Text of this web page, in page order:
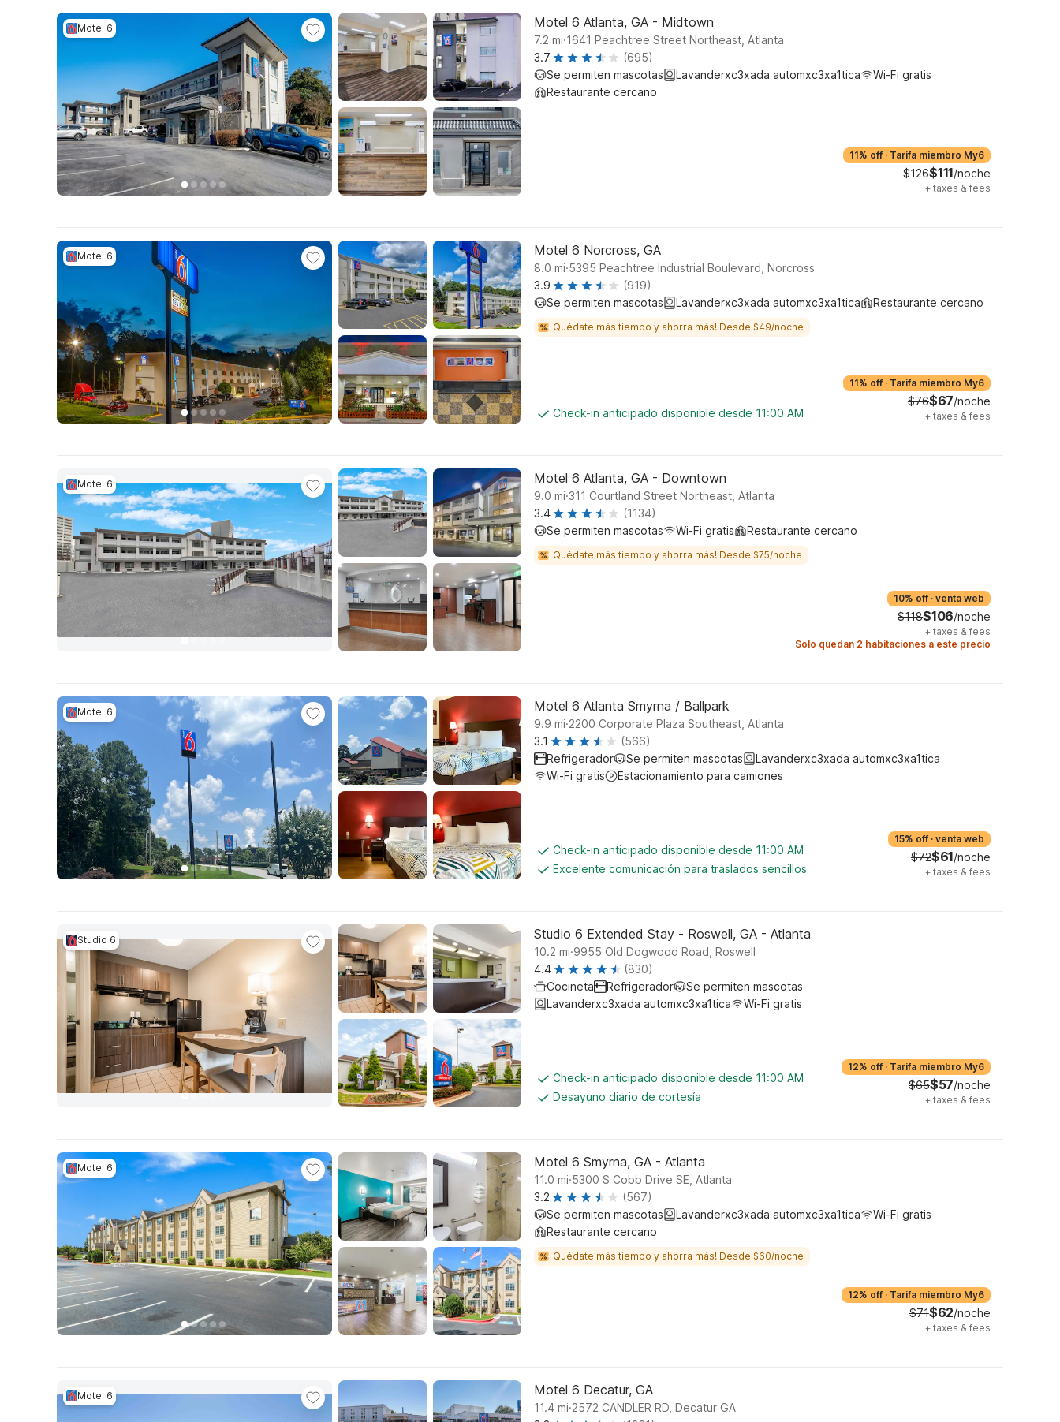
Motel 6 Motel 6 Atlanta, GA - Midtown
7.2 mi.1641 Peachtree Street Northeast, Atlanta
3.7
(695)
Se permiten mascotas
Lavanderxc3xada automxc3xa1tica
Wi-Fi gratis
Restaurante cercano
11% off · Tarifa miembro My6
$126$111/noche
+ taxes & fees
Motel 6 Motel 6 Norcross, GA
8.0 mi.5395 Peachtree Industrial Boulevard, Norcross
3.9
(919)
Se permiten mascotas
Lavanderxc3xada automxc3xa1tica Restaurante cercano
Quédate más tiempo y ahorra más! Desde $49/noche
Check-in anticipado disponible desde 11:00 AM
11% off · Tarifa miembro My6
$76$67/noche
+ taxes & fees
Motel 6 Motel 6 Atlanta, GA - Downtown
9.0 mi.311 Courtland Street Northeast, Atlanta
3.4
(1134)
Se permiten mascotas
Wi-Fi gratis Restaurante cercano
Quédate más tiempo y ahorra más! Desde $75/noche
10% off · venta web
$118$106/noche
+ taxes & fees
Solo quedan 2 habitaciones a este precio
Motel 6 Motel 6 Atlanta Smyrna / Ballpark
9.9 mi.2200 Corporate Plaza Southeast, Atlanta
3.1
(566)
Refrigerador
Se permiten mascotas
Lavanderxc3xada automxc3xa1tica
Wi-Fi gratis
Estacionamiento para camiones
Check-in anticipado disponible desde 11:00 AM
Excelente comunicación para traslados sencillos
15% off · venta web
$72$61/noche
+ taxes & fees
Studio 6 Studio 6 Extended Stay - Roswell, GA - Atlanta
10.2 mi.9955 Old Dogwood Road, Roswell
4.4
(830)
Cocineta
Refrigerador
Se permiten mascotas
Lavanderxc3xada automxc3xa1tica
Wi-Fi gratis
Check-in anticipado disponible desde 11:00 AM
Desayuno diario de cortesía
12% off · Tarifa miembro My6
$65$57/noche
+ taxes & fees
Motel 6 Motel 6 Smyrna, GA - Atlanta
11.0 mi.5300 S Cobb Drive SE, Atlanta
3.2
(567)
Se permiten mascotas
Lavanderxc3xada automxc3xa1tica
Wi-Fi gratis
Restaurante cercano
Quédate más tiempo y ahorra más! Desde $60/noche
12% off · Tarifa miembro My6
$71$62/noche
+ taxes & fees
Motel 6 Motel 6 Decatur, GA
11.4 mi.2572 CANDLER RD, Decatur GA